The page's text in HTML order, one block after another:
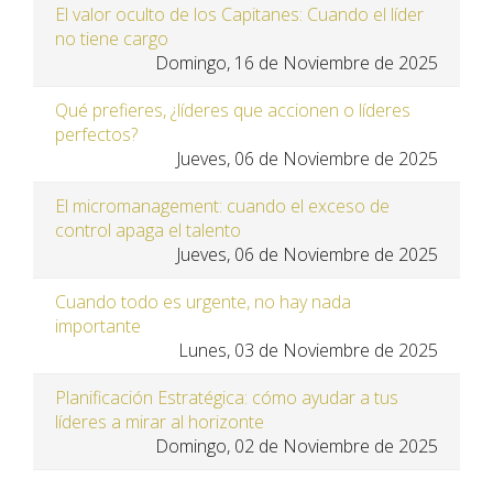
El valor oculto de los Capitanes: Cuando el líder
no tiene cargo
Domingo, 16 de Noviembre de 2025
Qué prefieres, ¿líderes que accionen o líderes
perfectos?
Jueves, 06 de Noviembre de 2025
El micromanagement: cuando el exceso de
control apaga el talento
Jueves, 06 de Noviembre de 2025
Cuando todo es urgente, no hay nada
importante
Lunes, 03 de Noviembre de 2025
Planificación Estratégica: cómo ayudar a tus
líderes a mirar al horizonte
Domingo, 02 de Noviembre de 2025